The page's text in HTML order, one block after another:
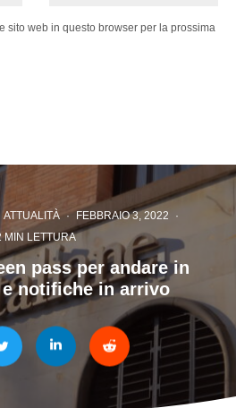
sito web in questo browser per la prossima
ATTUALITÀ · FEBBRAIO 3, 2022
·
MIN LETTURA
pass per andare in
notifiche in arrivo